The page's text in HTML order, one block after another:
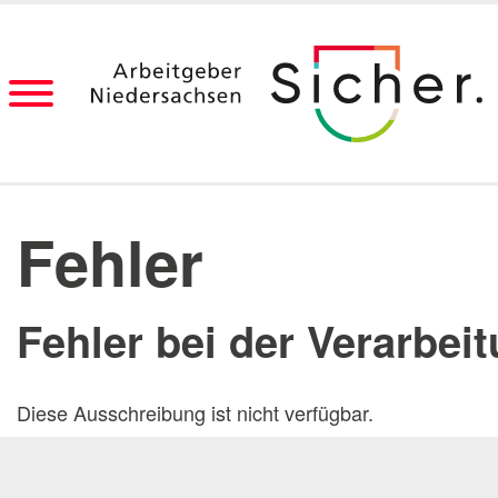
Startseite
Berufsvorbereitung nach dem Studium
Dienststellen
Messen
Berufe-Übersicht
Fehler
Fehler bei der
Diese Ausschreibung ist nicht verfügbar.